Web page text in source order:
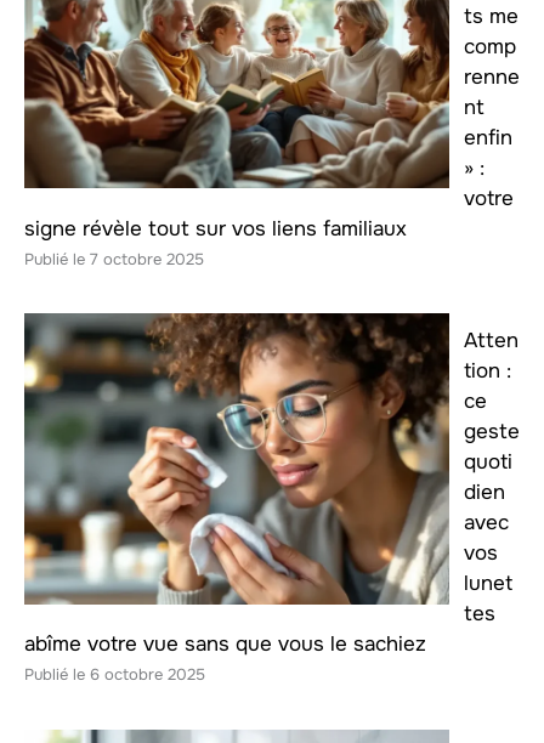
ts me
comp
renne
nt
enfin
» :
votre
signe révèle tout sur vos liens familiaux
7 octobre 2025
Atten
tion :
ce
geste
quoti
dien
avec
vos
lunet
tes
abîme votre vue sans que vous le sachiez
6 octobre 2025